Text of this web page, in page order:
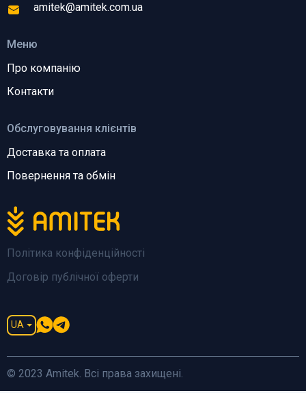
Політика конфіденційності
Договір публічної оферти
UA
Обслуговування клієнтів
Доставка та оплата
Повернення та обмін
Меню
Про компанію
Контакти
amitek@amitek.com.ua
© 2023 Amitek. Всі права захищені.